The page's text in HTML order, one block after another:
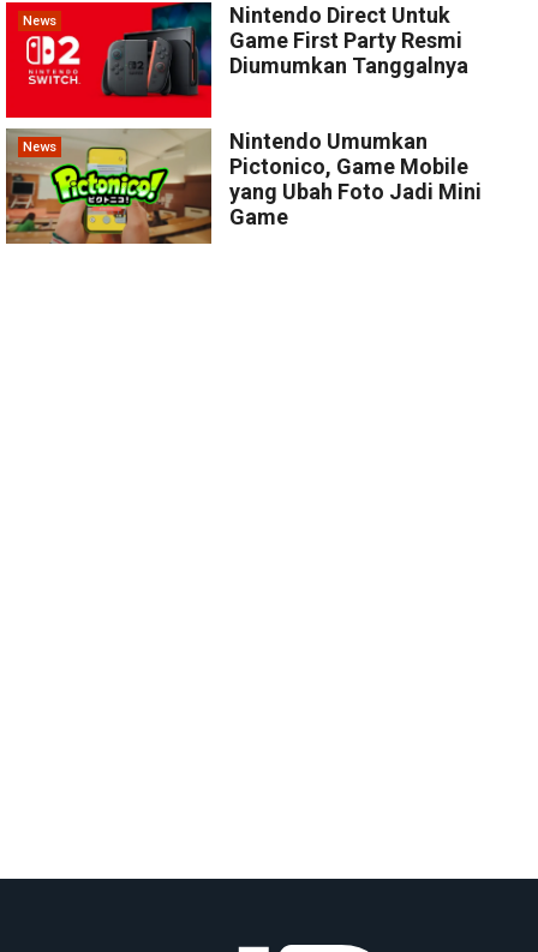
News
Nintendo Direct Untuk
Game First Party Resmi
Diumumkan Tanggalnya
News
Nintendo Umumkan
Pictonico, Game Mobile
yang Ubah Foto Jadi Mini
Game